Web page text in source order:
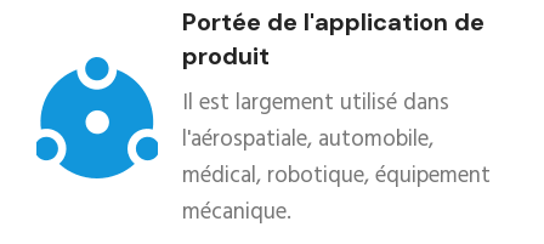
Portée de l'application de
produit
Il est largement utilisé dans
l'aérospatiale, automobile,
médical, robotique, équipement
mécanique.